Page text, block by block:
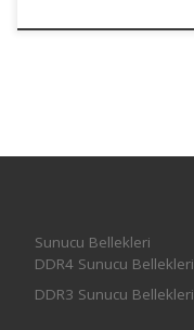
Sunucu Bellekleri
DDR4 Sunucu Bellekleri
DDR3 Sunucu Bellekleri